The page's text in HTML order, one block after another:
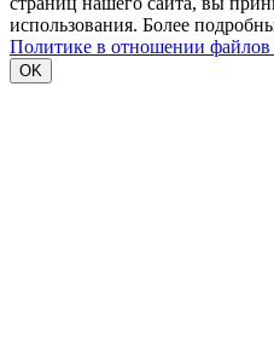
использования. Более
Политике в отношении файлов
OK